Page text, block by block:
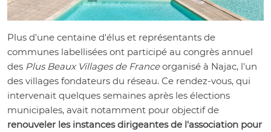
Plus d'une centaine d'élus et représentants de
communes labellisées ont participé au congrès annuel
des Plus Beaux Villages de Franceorganisé à Najac, l'un
des villages fondateurs du réseau. Ce rendez-vous, qui
intervenait quelques semaines après les élections
municipales, avait notamment pour objectif de
renouveler les instances dirigeantes de l'association pour